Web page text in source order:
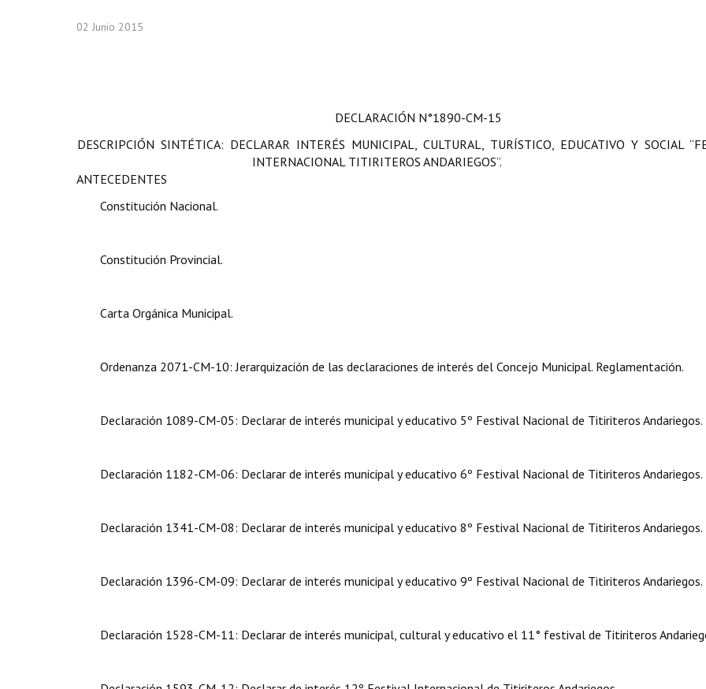
02 Junio 2015
DECLARACIÓN N°1890-CM-15
DESCRIPCIÓN SINTÉTICA: DECLARAR INTERÉS MUNICIPAL, CULTURAL, TURÍSTICO, EDUCATIVO Y SOCIAL
INTERNACIONAL TITIRITEROS ANDARIEGOS”.
ANTECEDENTES
Constitución Nacional.
Constitución Provincial.
Carta Orgánica Municipal.
Ordenanza 2071-CM-10: Jerarquización de las declaraciones de interés del Concejo Municipal. Reglamentación.
Declaración 1089-CM-05: Declarar de interés municipal y educativo 5º Festival Nacional de Titiriteros Andariegos.
Declaración 1182-CM-06: Declarar de interés municipal y educativo 6º Festival Nacional de Titiriteros Andariegos.
Declaración 1341-CM-08: Declarar de interés municipal y educativo 8º Festival Nacional de Titiriteros Andariegos.
Declaración 1396-CM-09: Declarar de interés municipal y educativo 9º Festival Nacional de Titiriteros Andariegos.
Declaración 1528-CM-11: Declarar de interés municipal, cultural y educativo el 11° festival de Titiriteros